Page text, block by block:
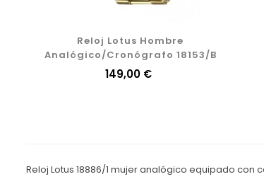
Reloj Lotus Hombre
Analógico/Cronógrafo 18153/B
Precio
149,00 €
Reloj Lotus 18886/1 mujer analógico equipado